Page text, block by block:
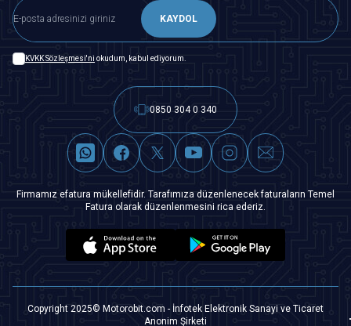
KAYDOL
KVKK Sözleşmesi'ni okudum, kabul ediyorum.
0850 304 0 340
Firmamız efatura mükellefidir. Tarafımıza düzenlenecek faturaların Temel
Fatura olarak düzenlenmesini rica ederiz.
Copyright 2025© Motorobit.com - İnfotek Elektronik Sanayi ve Ticaret
Anonim Şirketi